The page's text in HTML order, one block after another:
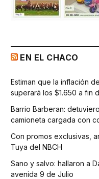
EN EL CHACO
Estiman que la inflación
superará los $1.650 a fin
Barrio Barberan:
camioneta cargada con
Con promos exclusivas,
Tuya del NBCH
Sano y salvo: hallaron a
avenida 9 de Julio